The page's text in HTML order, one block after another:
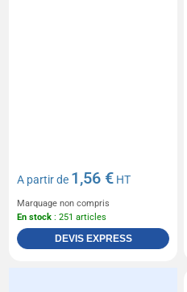
A partir de 1,56 € HT
Marquage non compris
En stock : 251 articles
DEVIS EXPRESS